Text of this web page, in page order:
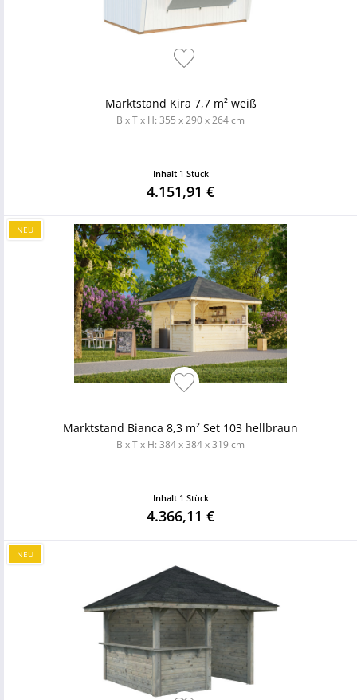
Marktstand Kira 7,7 m² weiß
B x T x H: 355 x 290 x 264 cm
Inhalt 1 Stück
4.151,91 €
NEU
Marktstand Bianca 8,3 m² Set 103 hellbraun
B x T x H: 384 x 384 x 319 cm
Inhalt 1 Stück
4.366,11 €
NEU